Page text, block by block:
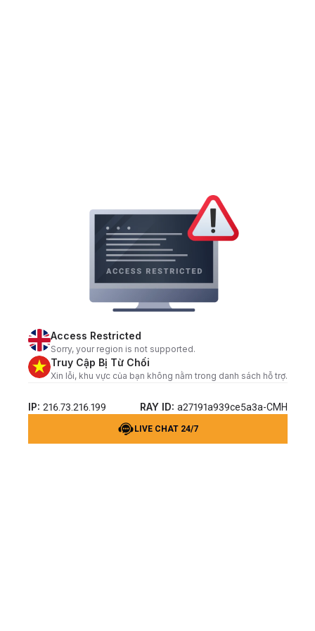
Access Restricted
Sorry, your region is not supported.
Truy Cập Bị Từ Chối
Xin lỗi, khu vực của bạn không nằm trong danh sách hỗ trợ.
IP: 216.73.216.199 RAY ID: a27191a939ce5a3a-CMH
LIVE CHAT 24/7